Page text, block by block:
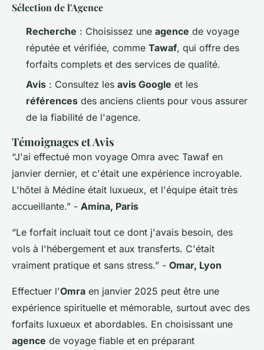
Sélection de l'Agence
Recherche : Choisissez une agence de voyage
réputée et vérifiée, comme Tawaf, qui offre des
forfaits complets et des services de qualité.
Avis : Consultez les avis Google et les
références des anciens clients pour vous assurer
de la fiabilité de l'agence.
Témoignages et Avis
“J'ai effectué mon voyage Omra avec Tawaf en
janvier dernier, et c'était une expérience incroyable.
L'hôtel à Médine était luxueux, et l'équipe était très
accueillante.” - Amina, Paris
“Le forfait incluait tout ce dont j'avais besoin, des
vols à l'hébergement et aux transferts. C'était
vraiment pratique et sans stress.” - Omar, Lyon
Effectuer l'Omra en janvier 2025 peut être une
expérience spirituelle et mémorable, surtout avec des
forfaits luxueux et abordables. En choisissant une
agence de voyage fiable et en préparant